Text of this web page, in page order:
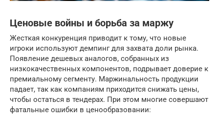
Ценовые войны и борьба за маржу
Жесткая конкуренция приводит к тому, что новые
игроки используют демпинг для захвата доли рынка.
Появление дешевых аналогов, собранных из
низкокачественных компонентов, подрывает доверие к
премиальному сегменту. Маржинальность продукции
падает, так как компаниям приходится снижать цены,
чтобы остаться в тендерах. При этом многие совершают
фатальные ошибки в ценообразовании: